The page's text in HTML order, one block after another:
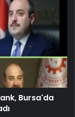
Bursa'da